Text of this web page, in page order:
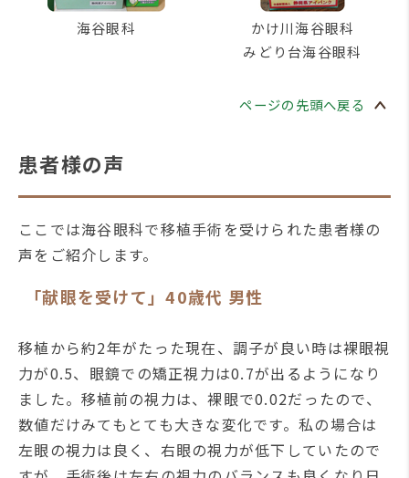
海谷眼科
かけ川海谷眼科
みどり台海谷眼科
ページの先頭へ戻る
患者様の声
ここでは海谷眼科で移植手術を受けられた患者様の
声をご紹介します。
「献眼を受けて」40歳代 男性
移植から約2年がたった現在、調子が良い時は裸眼視
力が0.5、眼鏡での矯正視力は0.7が出るようになり
ました。移植前の視力は、裸眼で0.02だったので、
数値だけみてもとても大きな変化です。私の場合は
左眼の視力は良く、右眼の視力が低下していたので